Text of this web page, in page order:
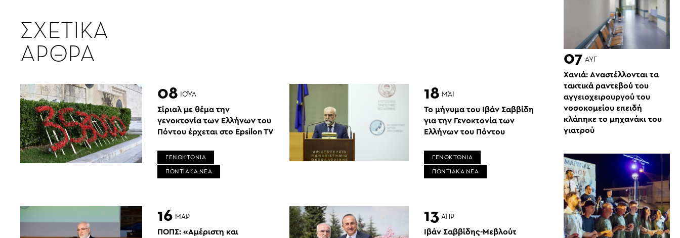
ΣΧΕΤΙΚΑ
ΑΡΘΡΑ
08 ΙΟΎΛ
Σίριαλ με θέμα την
γενοκτονία των Ελλήνων του
Πόντου έρχεται στο Epsilon TV
ΓΕΝΟΚΤΟΝΙΑ
ΠΟΝΤΙΑΚΑ ΝΕΑ
18 ΜΆΙ
Το μήνυμα του Ιβάν Σαββίδη
για την Γενοκτονία των
Ελλήνων του Πόντου
ΓΕΝΟΚΤΟΝΙΑ
ΠΟΝΤΙΑΚΑ ΝΕΑ
16 ΜΑΡ
ΠΟΠΣ: «Αμέριστη και
13 ΑΠΡ
Ιβάν Σαββίδης-Μεβλούτ
07 ΑΥΓ
Χανιά: Aναστέλλονται τα
τακτικά ραντεβού του
αγγειοχειρουργού του
νοσοκομείου επειδή
κλάπηκε το μηχανάκι του
γιατρού